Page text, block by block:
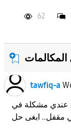
62
tawfiq-a
عندي مشكلة في s25 ultra ،مركب شريحتين سوا وزين واللي ي